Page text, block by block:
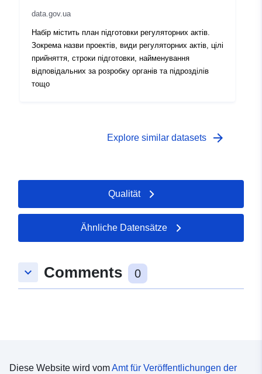
data.gov.ua
Набір містить план підготовки регуляторних актів.
Зокрема назви проектів, види регуляторних актів, цілі
прийняття, строки підготовки, найменування
відповідальних за розробку органів та підрозділів
тощо
Explore similar datasets arrow_forward
Qualität
Ähnliche Datensätze
keyboard_arrow_down Comments 0
Diese Website wird vomAmt für Veröffentlichungen der